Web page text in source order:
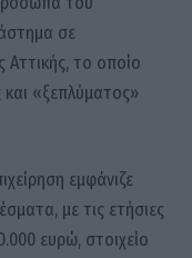
σε
Αττικής, το οποίο
και «ξεπλύματος»
εμφάνιζε
με τις ετήσιες
ευρώ, στοιχείο